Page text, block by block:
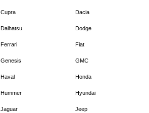
Cupra Dacia
Daihatsu Dodge
Ferrari Fiat
Genesis GMC
Haval Honda
Hummer Hyundai
Jaguar Jeep